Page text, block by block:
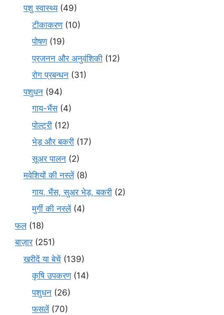
पशु स्वास्थ्य(49)
टीकाकरण(10)
पोषण(19)
प्रजनन और अनुवंशिकी (12)
रोग प्रबन्धन (31)
पशुधन (94)
गाय-भैंस(4)
पोल्ट्री (12)
भेड़ और बकरी (17)
सूअर पालन (2)
मवेशियों की नस्लें(8)
गाय, भैंस, सुअर भेड़, बकरी (2)
मुर्गी की नस्लें(4)
फल(18)
बाज़ार(251)
खरीदें या बेचें (139)
कृषि उपकरण(14)
पशुधन (26)
फसलें(70)